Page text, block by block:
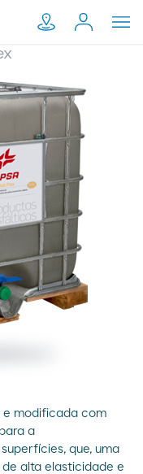
e modificada com
a
que, uma
alta elasticidade e